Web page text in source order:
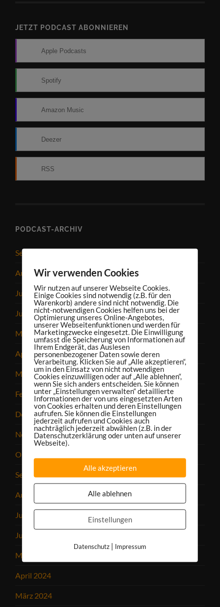
JETZT PODCAST ABONNIEREN
Apple Podcasts
Spotify
Amazon Music
Deezer
RSS
PODCAST-ARCHIV
September 2025
August 2025
Juli 2025
Juni 2025
Mai 2025
April 2025
März 2025
Februar 2025
Dezember 2024
November 2024
Oktober 2024
September 2024
August 2024
Juli 2024
Juni 2024
Mai 2024
April 2024
März 2024
Wir verwenden Cookies
Wir nutzen auf unserer Webseite Cookies.
Einige Cookies sind notwendig (z.B. für den
Warenkorb) andere sind nicht notwendig. Die
nicht-notwendigen Cookies helfen uns bei der
Optimierung unseres Online-Angebotes,
unserer Webseitenfunktionen und werden für
Marketingzwecke eingesetzt. Die Einwilligung
umfasst die Speicherung von Informationen auf
Ihrem Endgerät, das Auslesen
personenbezogener Daten sowie deren
Verarbeitung. Klicken Sie auf „Alle akzeptieren“,
um in den Einsatz von nicht notwendigen
Cookies einzuwilligen oder auf „Alle ablehnen“,
wenn Sie sich anders entscheiden. Sie können
unter „Einstellungen verwalten“ detaillierte
Informationen der von uns eingesetzten Arten
von Cookies erhalten und deren Einstellungen
aufrufen. Sie können die Einstellungen
jederzeit aufrufen und Cookies auch
nachträglich jederzeit abwählen (z.B. in der
Datenschutzerklärung oder unten auf unserer
Webseite).
Alle akzeptieren
Alle ablehnen
Einstellungen
Datenschutz| Impressum